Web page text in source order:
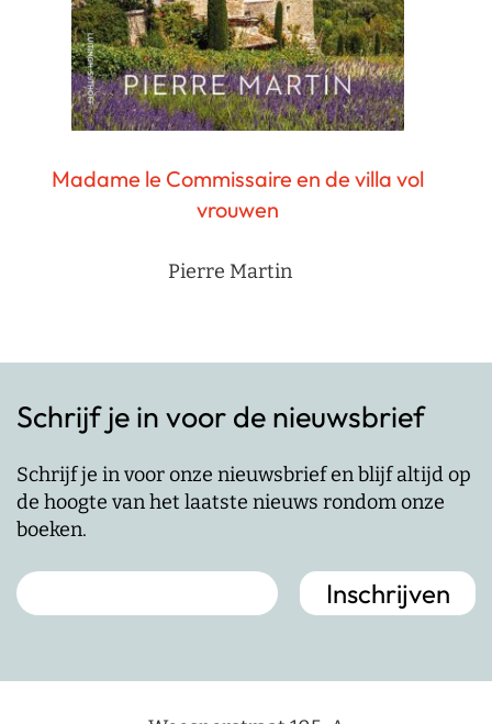
Madame le Commissaire en de villa vol
vrouwen
Pierre Martin
Schrijf je in voor de nieuwsbrief
Schrijf je in voor onze nieuwsbrief en blijf altijd op
de hoogte van het laatste nieuws rondom onze
boeken.